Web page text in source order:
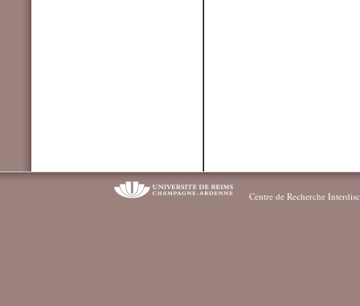
Centre de Recherche